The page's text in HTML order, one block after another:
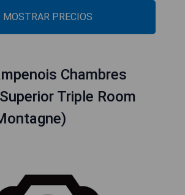
MOSTRAR PRECIOS
Chambres
Triple Room